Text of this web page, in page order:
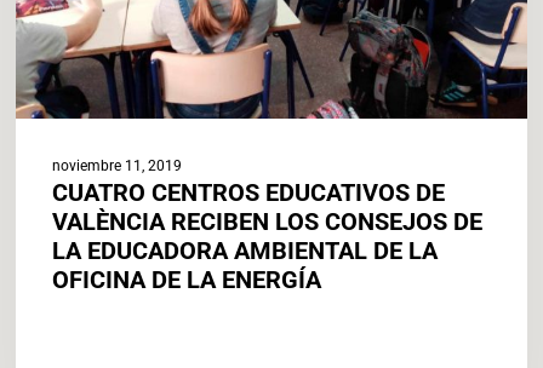
DE
LA
EDUCADORA
AMBIENTAL
DE
OFICINA
ENERGÍA
noviembre 11, 2019
CUATRO CENTROS EDUCATIVOS DE
VALÈNCIA RECIBEN LOS CONSEJOS DE
LA EDUCADORA AMBIENTAL DE LA
OFICINA DE LA ENERGÍA